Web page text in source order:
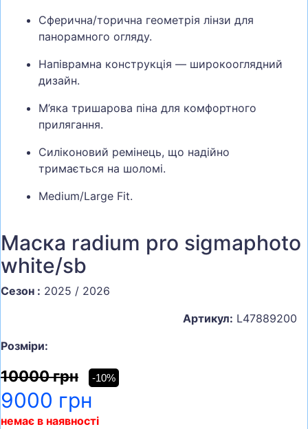
Сферична/торична геометрія лінзи для
панорамного огляду.
Напіврамна конструкція — широкооглядний
дизайн.
М’яка тришарова піна для комфортного
прилягання.
Силіконовий ремінець, що надійно
тримається на шоломі.
Medium/Large Fit.
Маска radium pro sigmaphoto
white/sb
Сезон : 2025 / 2026
Артикул: L47889200
Розміри:
10000 грн -10%
9000 грн
немає в наявності